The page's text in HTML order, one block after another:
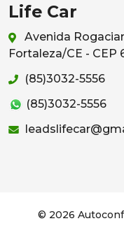
Life Car
Avenida
Fortaleza/CE - CEP
(85)3032-5556
(85)3032-5556
© 2026